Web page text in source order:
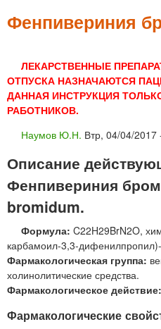
Фенпивериния
ЛЕКАРСТВЕННЫЕ
ОТПУСКА НАЗНАЧАЮТСЯ
ДАННАЯ ИНСТРУКЦИЯ
РАБОТНИКОВ.
Наумов Ю.Н. Втр, 04/04/2017
Описание
Фенпивериния
bromidum.
Формула: C22H29BrN2O,
карбамоил-3,3-
Фармакологическая группа:
холинолитические средства.
Фармакологическое действие:
Фармакологические